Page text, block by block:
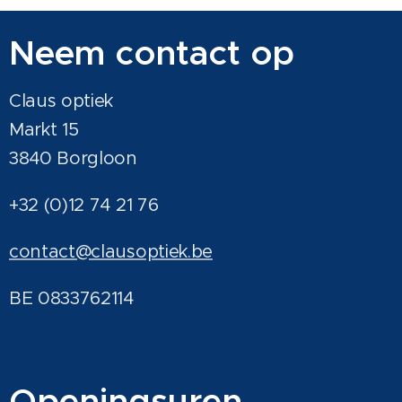
Neem contact op
Claus optiek
Markt 15
3840 Borgloon
+32 (0)12 74 21 76
contact@clausoptiek.be
BE 0833762114